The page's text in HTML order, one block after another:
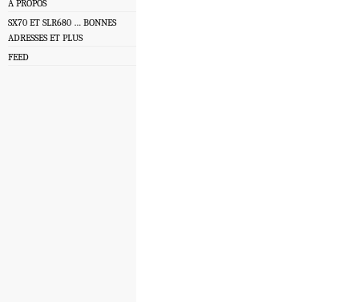
A PROPOS
SX70 ET SLR680 … BONNES
ADRESSES ET PLUS
FEED